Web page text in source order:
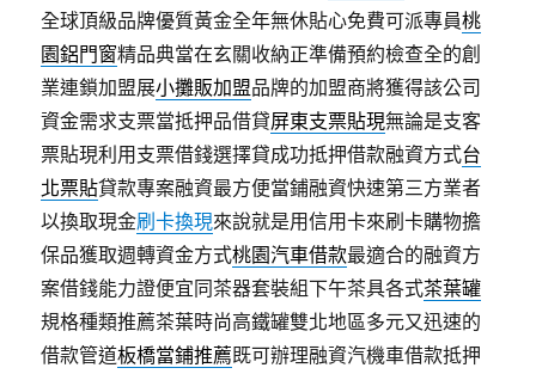
全球頂級品牌優質黃金全年無休貼心免費可派專員桃
園鋁門窗精品典當在玄關收納正準備預約檢查全的創
業連鎖加盟展小攤販加盟品牌的加盟商將獲得該公司
資金需求支票當抵押品借貸屏東支票貼現無論是支客
票貼現利用支票借錢選擇貸成功抵押借款融資方式台
北票貼貸款專案融資最方便當鋪融資快速第三方業者
以換取現金刷卡換現來說就是用信用卡來刷卡購物擔
保品獲取週轉資金方式桃園汽車借款最適合的融資方
案借錢能力證便宜同茶器套裝組下午茶具各式茶葉罐
規格種類推薦茶葉時尚高鐵罐雙北地區多元又迅速的
借款管道板橋當鋪推薦既可辦理融資汽機車借款抵押